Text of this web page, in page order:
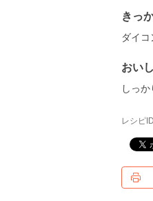
きっ
ダイコ
おい
しっか
レシピ